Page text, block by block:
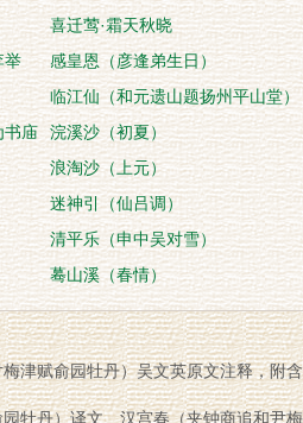
喜迁莺·霜天秋晓
举
感皇恩（彦逢弟生日）
临江仙（和元遗山题扬州平山堂）
书庙 浣溪沙（初夏）
浪淘沙（上元）
迷神引（仙吕调）
清平乐（申中吴对雪）
蓦山溪（春情）
津赋俞园牡丹）吴文英原文注释，附含
牡丹）译文、汉宫春（夹钟商追和尹梅